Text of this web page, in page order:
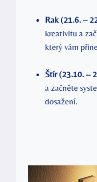
Rak (21.6. –
kreativitu a
který vám
Štír (23.10. –
a začněte
dosažení.